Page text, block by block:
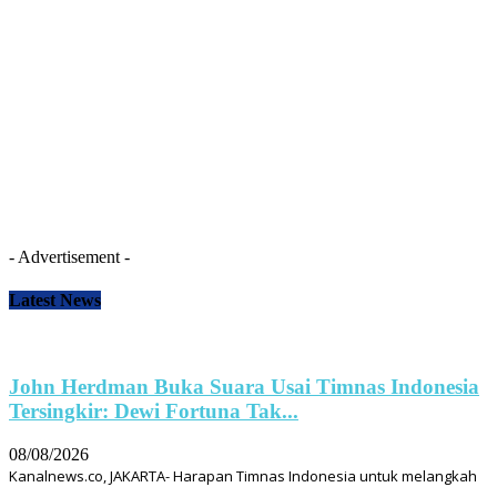
- Advertisement -
Latest News
John Herdman Buka Suara Usai Timnas Indonesia
Tersingkir: Dewi Fortuna Tak...
08/08/2026
Kanalnews.co, JAKARTA- Harapan Timnas Indonesia untuk melangkah